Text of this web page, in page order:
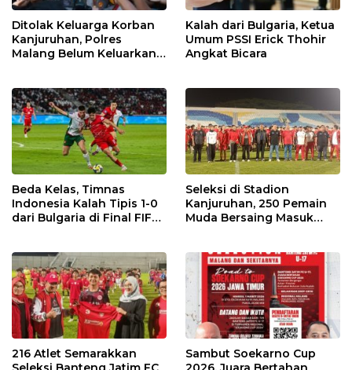
Ditolak Keluarga Korban
Kanjuruhan, Polres
Malang Belum Keluarkan
Kalah dari Bulgaria, Ketua
Umum PSSI Erick Thohir
Angkat Bicara
Beda Kelas, Timnas
Indonesia Kalah Tipis 1-0
dari Bulgaria di Final FIFA
Seleksi di Stadion
Kanjuruhan, 250 Pemain
Muda Bersaing Masuk
216 Atlet Semarakkan
Sambut Soekarno Cup